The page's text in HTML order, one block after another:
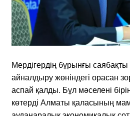
Мердігердің бұрынғы
айналдыру жөніндегі орасан
аспай қалды. Бұл мәселені
көтерді Алматы қаласының